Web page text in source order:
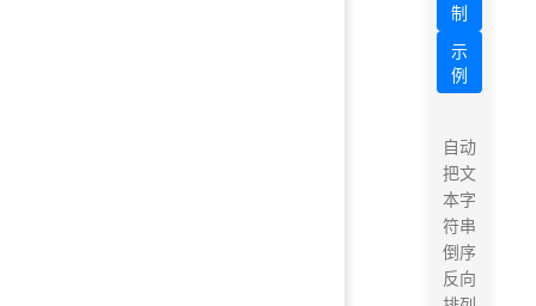
制
示
例
自动
把文
本字
符串
倒序
反向